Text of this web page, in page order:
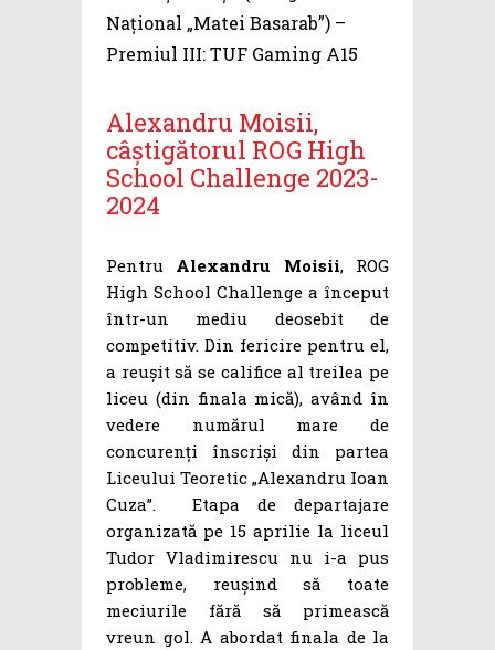
Național „Matei Basarab”) –
Premiul III: TUF Gaming A15
Alexandru Moisii,
câștigătorul ROG High
School Challenge 2023-
2024
Pentru Alexandru Moisii, ROG
High School Challenge a început
într-un mediu deosebit de
competitiv. Din fericire pentru el,
a reușit să se califice al treilea pe
liceu (din finala mică), având în
vedere numărul mare de
concurenți înscriși din partea
Liceului Teoretic „Alexandru Ioan
Cuza”. Etapa de departajare
organizată pe 15 aprilie la liceul
Tudor Vladimirescu nu i-a pus
probleme, reușind să toate
meciurile fără să primească
vreun gol. A abordat finala de la